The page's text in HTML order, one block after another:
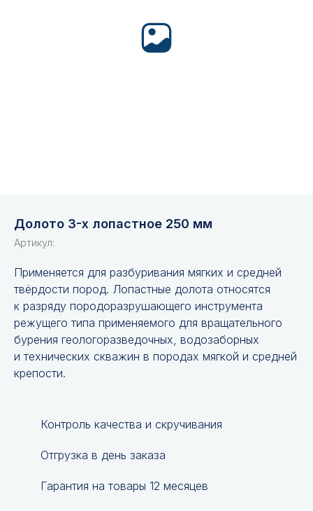
Долото 3-х лопастное 250 мм
Артикул:
Применяется для разбуривания мягких и средней
твёрдости пород. Лопастные долота относятся
к разряду породоразрушающего инструмента
режущего типа применяемого для вращательного
бурения геологоразведочных, водозаборных
и технических скважин в породах мягкой и средней
крепости.
Контроль качества и скручивания
Отгрузка в день заказа
Гарантия на товары 12 месяцев